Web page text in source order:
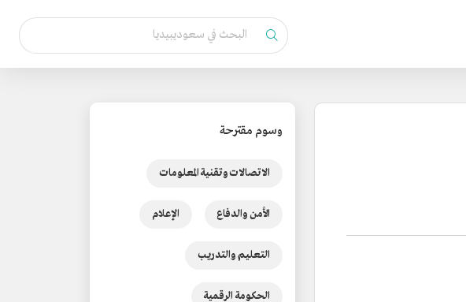
وسوم مقترحة
الاتصالات وتقنية المعلومات
الأمن والدفاع الإعلام
التعليم والتدريب
الحكومة الرقمية